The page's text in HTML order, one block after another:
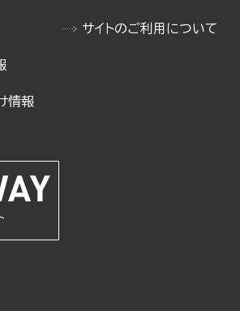
情報
サイトのご利用について